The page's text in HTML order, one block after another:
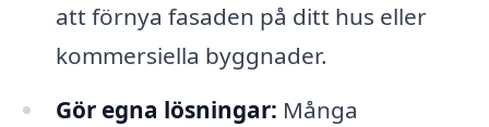
att förnya fasaden på ditt hus eller
kommersiella byggnader.
Gör egna lösningar: Många